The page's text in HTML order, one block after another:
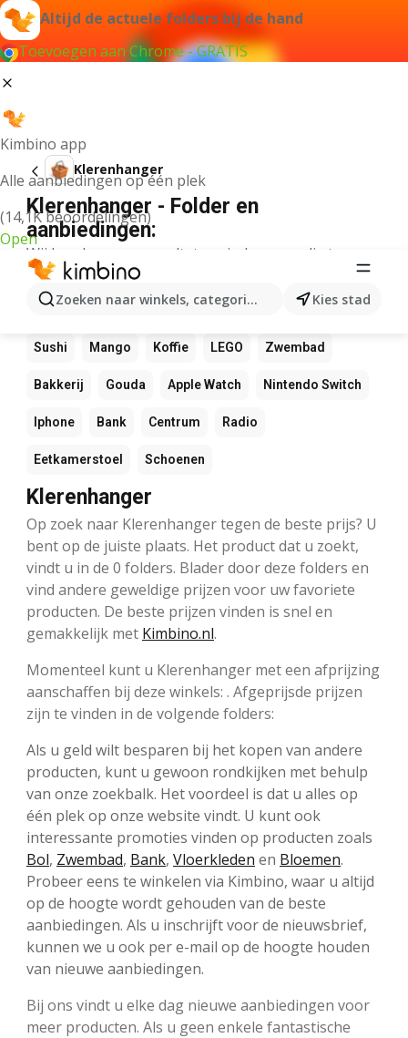
Altijd de actuele folders bij de hand
Toevoegen aan Chrome - GRATIS
Kimbino app
Alle aanbiedingen op één plek
(14,1K beoordelingen)
Open
Zoeken naar winkels, categorieën, producten...
Kies stad
Klerenhanger
Klerenhanger - Folder en
aanbiedingen:
Wij konden geen resultaten vinden voor die term.
Andere favoriete producten
NOS Rekenmachine Pizza
Sushi Mango Koffie LEGO Zwembad
Bakkerij Gouda Apple Watch Nintendo Switch
Iphone Bank Centrum Radio
Eetkamerstoel Schoenen
Klerenhanger
Op zoek naar Klerenhanger tegen de beste prijs? U
bent op de juiste plaats. Het product dat u zoekt,
vindt u in de 0 folders. Blader door deze folders en
vind andere geweldige prijzen voor uw favoriete
producten. De beste prijzen vinden is snel en
gemakkelijk met Kimbino.nl.
Momenteel kunt u Klerenhanger met een afprijzing
aanschaffen bij deze winkels: . Afgeprijsde prijzen
zijn te vinden in de volgende folders:
Als u geld wilt besparen bij het kopen van andere
producten, kunt u gewoon rondkijken met behulp
van onze zoekbalk. Het voordeel is dat u alles op
één plek op onze website vindt. U kunt ook
interessante promoties vinden op producten zoals
Bol, Zwembad, Bank, Vloerkleden en Bloemen.
Probeer eens te winkelen via Kimbino, waar u altijd
op de hoogte wordt gehouden van de beste
aanbiedingen. Als u inschrijft voor de nieuwsbrief,
kunnen we u ook per e-mail op de hoogte houden
van nieuwe aanbiedingen.
Bij ons vindt u elke dag nieuwe aanbiedingen voor
meer producten. Als u geen enkele fantastische